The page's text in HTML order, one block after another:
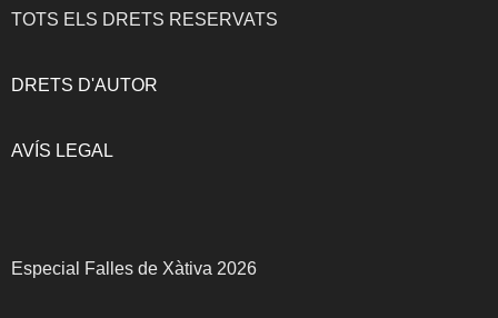
TOTS ELS DRETS RESERVATS
DRETS D'AUTOR
AVÍS LEGAL
Especial Falles de Xàtiva 2026